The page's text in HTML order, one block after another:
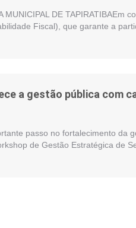
MUNICIPAL DE TAPIRATIBAEm
Fiscal), que garante a
a gestão pública com
passo no fortalecimento da
de Gestão Estratégica de